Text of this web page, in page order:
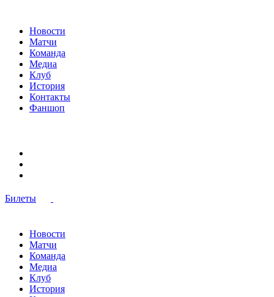
Новости
Матчи
Команда
Медиа
Клуб
История
Контакты
Фаншоп
Билеты
Новости
Матчи
Команда
Медиа
Клуб
История